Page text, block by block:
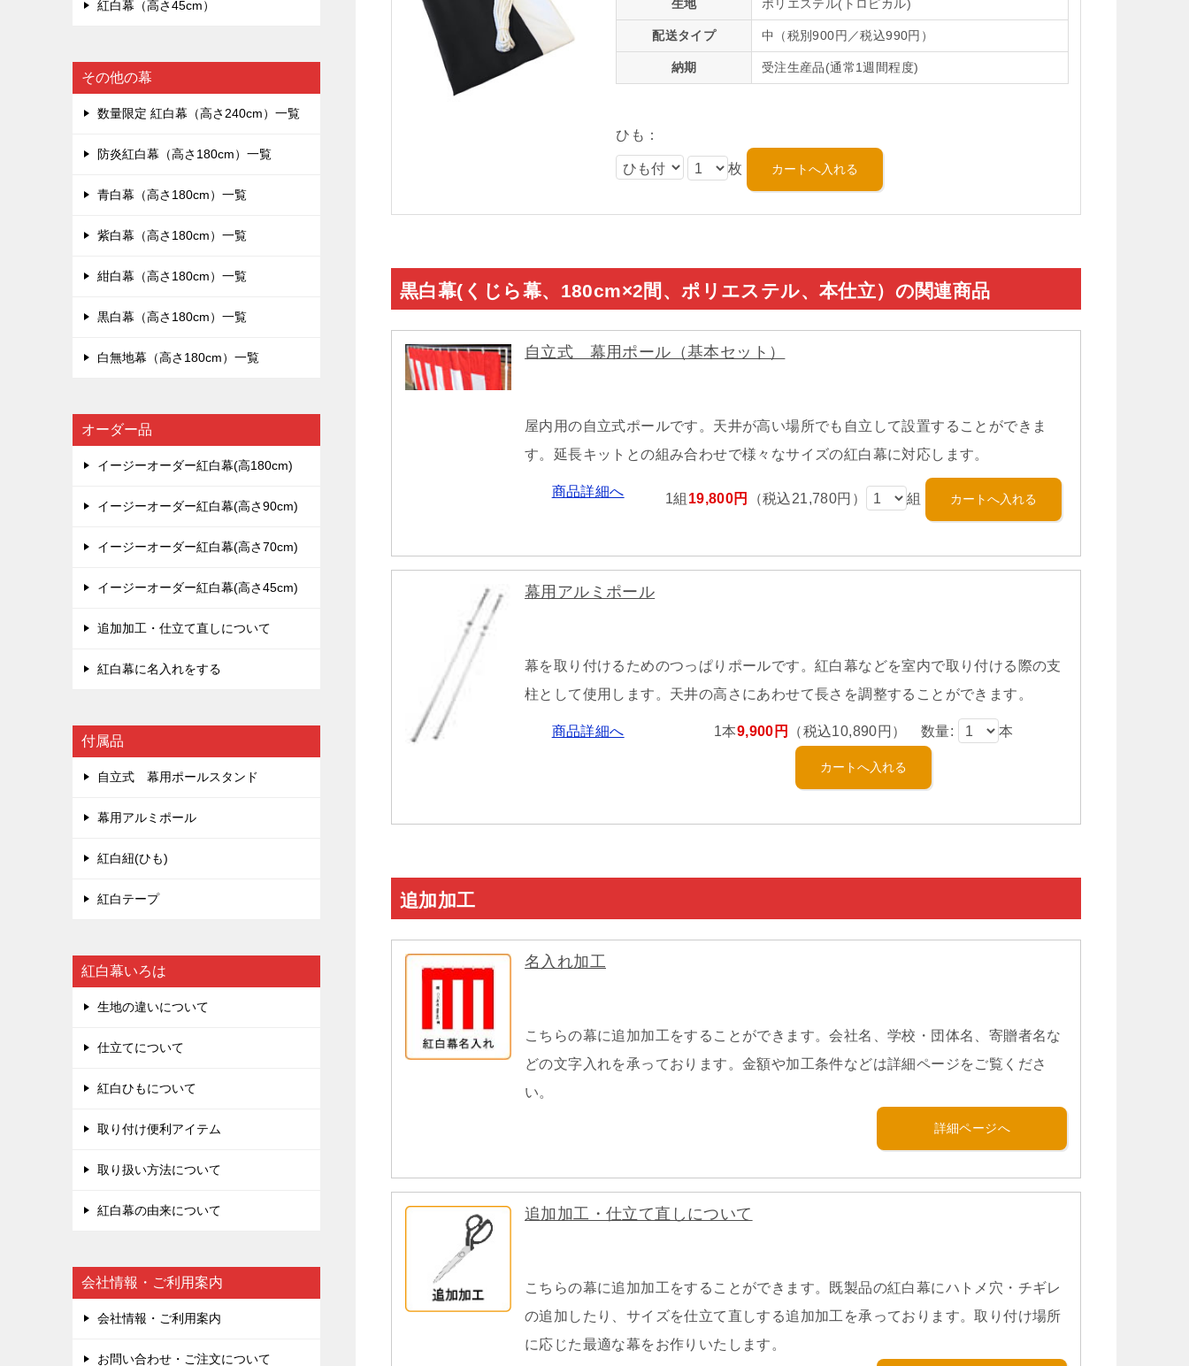
生地 ポリエステル(トロピカル)
配送タイプ 中（税別900円／税込990円）
納期 受注生産品(通常1週間程度)
ひも：
枚
黒白幕(くじら幕、180cm×2間、ポリエステル、本仕立）の関連商品
自立式 幕用ポール（基本セット）
屋内用の自立式ポールです。天井が高い場所でも自立して設置することができま
す。延長キットとの組み合わせで様々なサイズの紅白幕に対応します。
商品詳細へ 1組 19,800円 （税込21,780円） 組
幕用アルミポール
幕を取り付けるためのつっぱりポールです。紅白幕などを室内で取り付ける際の支
柱として使用します。天井の高さにあわせて長さを調整することができます。
商品詳細へ 1本9,900円 （税込10,890円） 数量: 本
追加加工
名入れ加工
こちらの幕に追加加工をすることができます。会社名、学校・団体名、寄贈者名な
どの文字入れを承っております。金額や加工条件などは詳細ページをご覧くださ
い。
詳細ページへ
追加加工・仕立て直しについて
こちらの幕に追加加工をすることができます。既製品の紅白幕にハトメ穴・チギレ
の追加したり、サイズを仕立て直しする追加加工を承っております。取り付け場所
に応じた最適な幕をお作りいたします。
紅白幕（高さ45cm）
その他の幕
数量限定 紅白幕（高さ240cm）一覧
防炎紅白幕（高さ180cm）一覧
青白幕（高さ180cm）一覧
紫白幕（高さ180cm）一覧
紺白幕（高さ180cm）一覧
黒白幕（高さ180cm）一覧
白無地幕（高さ180cm）一覧
オーダー品
イージーオーダー紅白幕(高180cm)
イージーオーダー紅白幕(高さ90cm)
イージーオーダー紅白幕(高さ70cm)
イージーオーダー紅白幕(高さ45cm)
追加加工・仕立て直しについて
紅白幕に名入れをする
付属品
自立式 幕用ポールスタンド
幕用アルミポール
紅白紐(ひも)
紅白テープ
紅白幕いろは
生地の違いについて
仕立てについて
紅白ひもについて
取り付け便利アイテム
取り扱い方法について
紅白幕の由来について
会社情報・ご利用案内
会社情報・ご利用案内
お問い合わせ・ご注文について